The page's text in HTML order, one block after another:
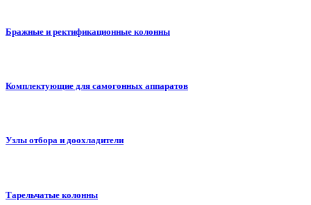
Бражные и ректификационные колонны
Комплектующие для самогонных аппаратов
Узлы отбора и доохладители
Тарельчатые колонны